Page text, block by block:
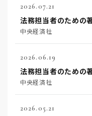
2026.07.21
中央経済社
2026.06.19
中央経済社
2026.05.21